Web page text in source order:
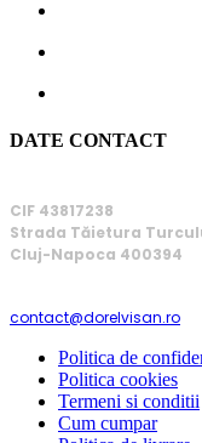
DATE CONTACT
CIF 43817238
Strada Tăietura
Cluj-Napoca 400394
contact@dorelvisan.ro
Politica de
Politica cookies
Termeni si conditii
Cum cumpar